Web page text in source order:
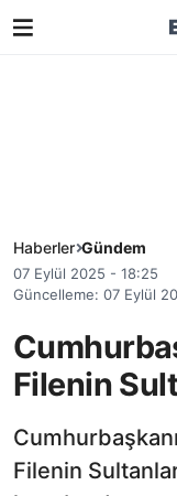
Haberler Gündem
07 Eylül 2025 - 18:25
Güncelleme: 07 Eylül
Filenin
Filenin